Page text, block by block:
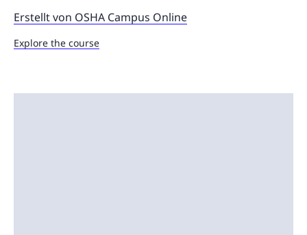
Erstellt von OSHA Campus Online
Explore the course